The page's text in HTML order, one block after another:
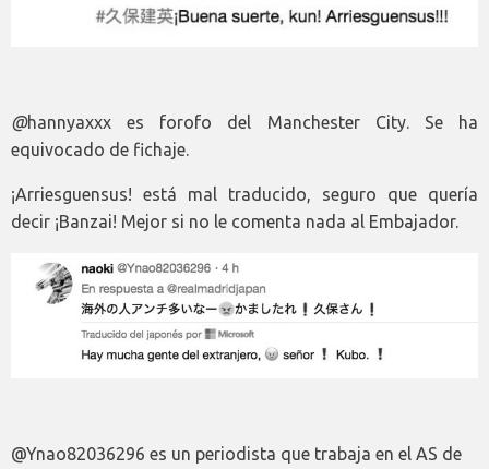
@hannyaxxx es forofo del Manchester City. Se ha
equivocado de fichaje.
¡Arriesguensus! está mal traducido, seguro que quería
decir ¡Banzai! Mejor si no le comenta nada al Embajador.
@Ynao82036296 es un periodista que trabaja en el AS de